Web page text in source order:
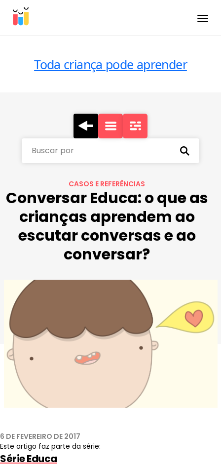
Toda criança pode aprender
Buscar por
CASOS E REFERÊNCIAS
Conversar Educa: o que as
crianças aprendem ao
escutar conversas e ao
conversar?
6 DE FEVEREIRO DE 2017
Este artigo faz parte da série:
Série Educa